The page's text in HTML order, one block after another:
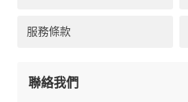
服務條款
聯絡我們